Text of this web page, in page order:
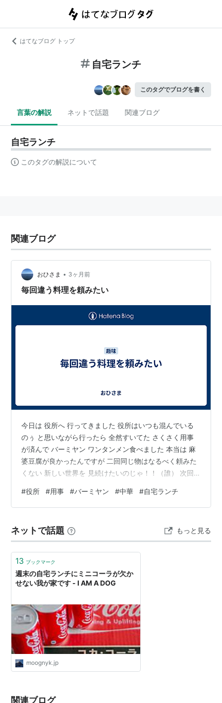
はてなブログ トップ
自宅ランチ
このタグでブログを書く
言葉の解説 ネットで話題 関連ブログ
自宅ランチ
このタグの解説について
関連ブログ
おひさま • 3ヶ月前
毎回違う料理を頼みたい
今日は 役所へ 行ってきました 役所はいつも混んでいる
のぅ と思いながら行ったら 全然すいてた さくさく用事
が済んで バーミヤン ワンタンメン食べました 本当は 麻
婆豆腐が良かったんですが 二回同じ物はなるべく頼みた
くない 新しい世界を 見続けたいのじゃ！！（誰） 次回
『背脂夏の陣』 行ってみますか お金が無いので しばら
くは 宅ランチですわ
#役所 #用事 #バーミヤン #中華 #自宅ランチ
ネットで話題 もっと見る
13 ブックマーク
週末の自宅ランチにミニコーラが欠か
せない我が家です - I AM A DOG
moognyk.jp
関連ブログ